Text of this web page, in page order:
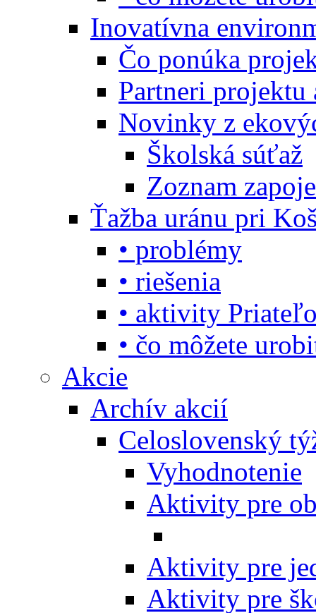
Inovatívna
Čo ponúka
Partneri projektu
Novinky z
Školská súťaž
Zoznam
Ťažba uránu pri
• problémy
• riešenia
• aktivity
• čo môžete
Akcie
Archív akcií
Celoslovenský
Vyhodnotenie
Aktivity pre
Aktivity pre
Aktivity pre